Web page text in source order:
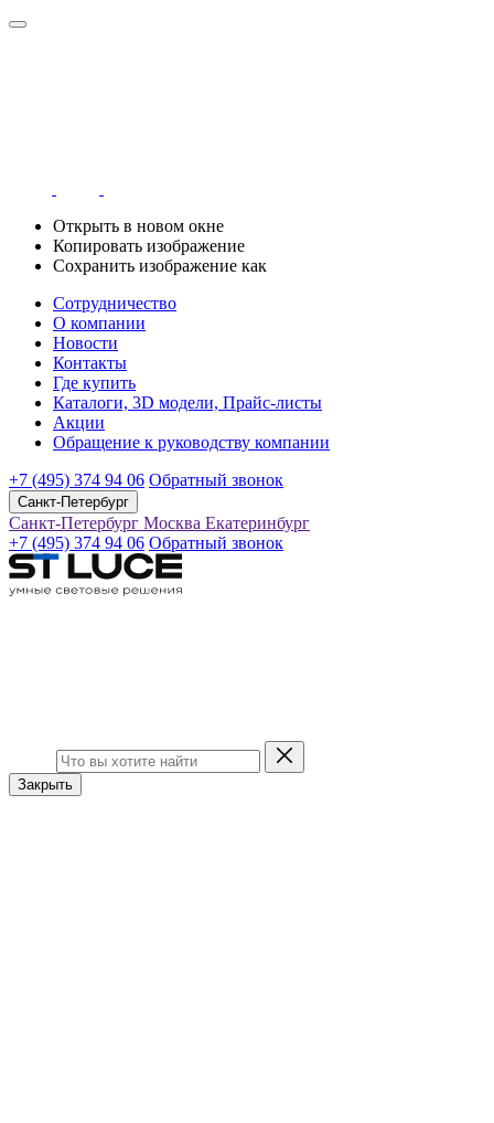
Открыть в новом окне
Копировать изображение
Сохранить изображение как
Сотрудничество
О компании
Новости
Контакты
Где купить
Каталоги, 3D модели, Прайс-листы
Акции
Обращение к руководству компании
+7 (495) 374 94 06 Обратный звонок
Санкт-Петербург
Санкт-Петербург Москва Екатеринбург
+7 (495) 374 94 06 Обратный звонок
Закрыть